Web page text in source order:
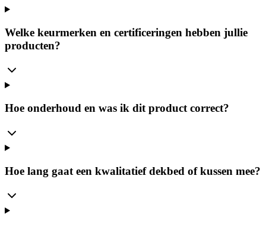
Welke keurmerken en certificeringen hebben jullie
producten?
Hoe onderhoud en was ik dit product correct?
Hoe lang gaat een kwalitatief dekbed of kussen mee?